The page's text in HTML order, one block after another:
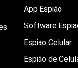
App Espião
Software
Espiao Celular
Espião de